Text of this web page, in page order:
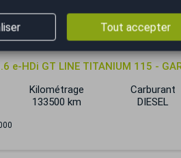
e-HDi GT LINE TITANIUM 115 -
Kilométrage
133500 km
Carburant
DIESEL
Tout accepter